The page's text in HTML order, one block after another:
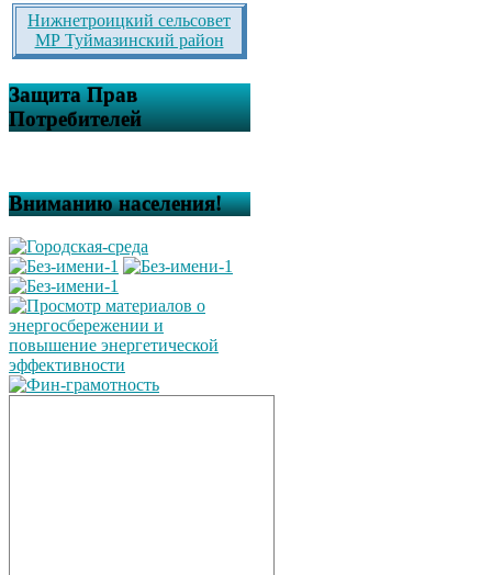
Нижнетроицкий сельсовет
МР Туймазинский район
Защита Прав
Потребителей
Вниманию населения!